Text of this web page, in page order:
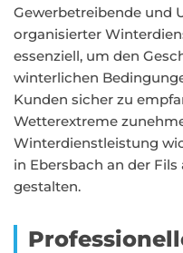
Gewerbetreibende und
organisierter
essenziell, um den
winterlichen
Kunden sicher zu
Wetterextreme
Winterdienstleistung
in Ebersbach an der
gestalten.